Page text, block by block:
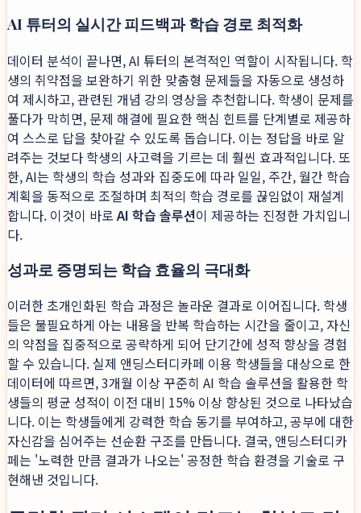
AI 튜터의 실시간 피드백과 학습 경로 최적화
데이터 분석이 끝나면, AI 튜터의 본격적인 역할이 시작됩니다. 학
생의 취약점을 보완하기 위한 맞춤형 문제들을 자동으로 생성하
여 제시하고, 관련된 개념 강의 영상을 추천합니다. 학생이 문제를
풀다가 막히면, 문제 해결에 필요한 핵심 힌트를 단계별로 제공하
여 스스로 답을 찾아갈 수 있도록 돕습니다. 이는 정답을 바로 알
려주는 것보다 학생의 사고력을 기르는 데 훨씬 효과적입니다. 또
한, AI는 학생의 학습 성과와 집중도에 따라 일일, 주간, 월간 학습
계획을 동적으로 조절하며 최적의 학습 경로를 끊임없이 재설계
합니다. 이것이 바로AI 학습 솔루션이 제공하는 진정한 가치입니
다.
성과로 증명되는 학습 효율의 극대화
이러한 초개인화된 학습 과정은 놀라운 결과로 이어집니다. 학생
들은 불필요하게 아는 내용을 반복 학습하는 시간을 줄이고, 자신
의 약점을 집중적으로 공략하게 되어 단기간에 성적 향상을 경험
할 수 있습니다. 실제 앤딩스터디카페 이용 학생들을 대상으로 한
데이터에 따르면, 3개월 이상 꾸준히 AI 학습 솔루션을 활용한 학
생들의 평균 성적이 이전 대비 15% 이상 향상된 것으로 나타났습
니다. 이는 학생들에게 강력한 학습 동기를 부여하고, 공부에 대한
자신감을 심어주는 선순환 구조를 만듭니다. 결국, 앤딩스터디카
페는 '노력한 만큼 결과가 나오는' 공정한 학습 환경을 기술로 구
현해낸 것입니다.